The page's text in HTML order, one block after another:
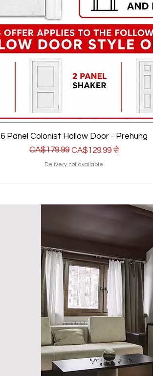
6 Panel Colonist Hollow Door - Prehung
नियमित मूल्य
CA$179.99 CA$129.99से
बिक्री मूल्य
Delivery not available